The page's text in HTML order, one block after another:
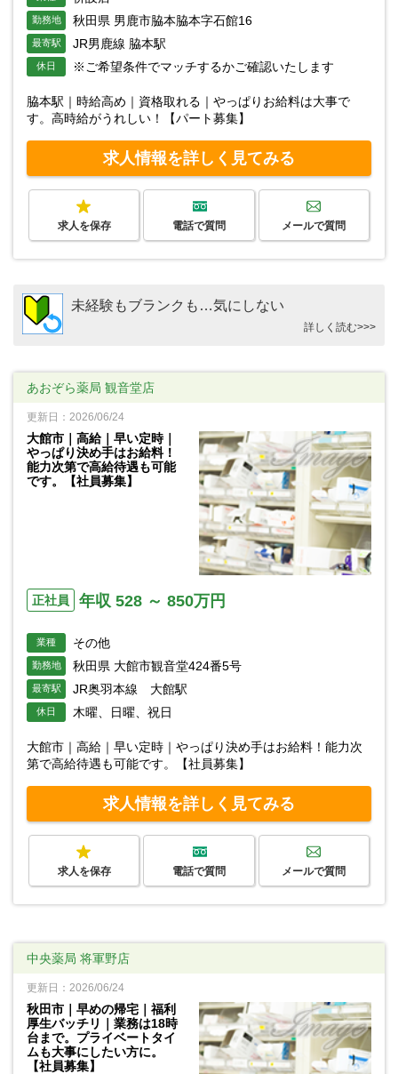
勤務地 秋田県 男鹿市脇本脇本字石館16
最寄駅 JR男鹿線 脇本駅
休日 ※ご希望条件でマッチするかご確認いたします
脇本駅｜時給高め｜資格取れる｜やっぱりお給料は大事で
す。高時給がうれしい！【パート募集】
求人情報を詳しく見てみる
求人を保存 電話で質問 メールで質問
未経験もブランクも…気にしない
詳しく読む>>>
あおぞら薬局 観音堂店
更新日：2026/06/24
大館市｜高給｜早い定時｜
やっぱり決め手はお給料！
能力次第で高給待遇も可能
です。【社員募集】
正社員 年収 528 ～ 850万円
業種 その他
勤務地 秋田県 大館市観音堂424番5号
最寄駅 JR奥羽本線 大館駅
休日 木曜、日曜、祝日
大館市｜高給｜早い定時｜やっぱり決め手はお給料！能力次
第で高給待遇も可能です。【社員募集】
求人情報を詳しく見てみる
求人を保存 電話で質問 メールで質問
中央薬局 将軍野店
更新日：2026/06/24
秋田市｜早めの帰宅｜福利
厚生バッチリ｜業務は18時
台まで。プライベートタイ
ムも大事にしたい方に。
【社員募集】